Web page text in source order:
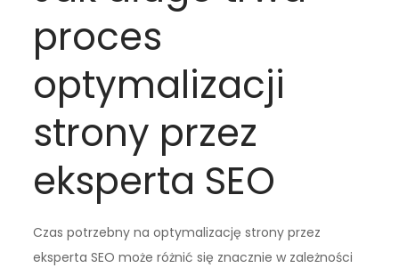
proces
optymalizacji
strony przez
eksperta SEO
Czas potrzebny na optymalizację strony przez
eksperta SEO może różnić się znacznie w zależności